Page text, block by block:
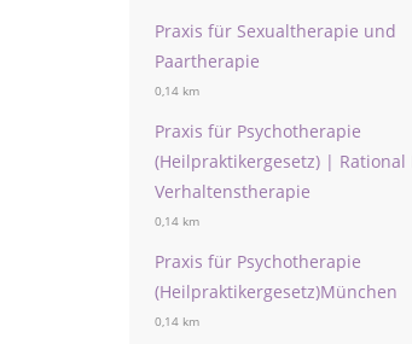
Praxis für Sexualtherapie und
Paartherapie
0,14 km
Praxis für Psychotherapie
(Heilpraktikergesetz) | Rational
Verhaltenstherapie
0,14 km
Praxis für Psychotherapie
(Heilpraktikergesetz)München
0,14 km